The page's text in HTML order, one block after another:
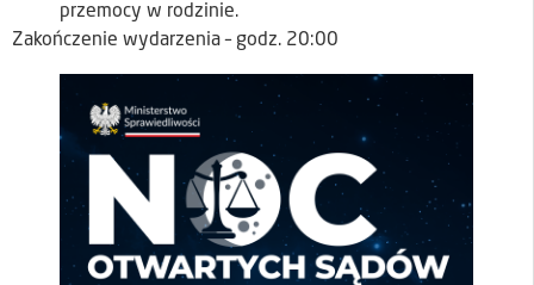
przemocy w rodzinie.
Zakończenie wydarzenia – godz. 20:00